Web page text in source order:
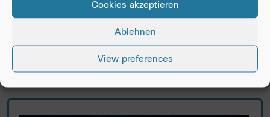
Cookies akzeptieren
Ablehnen
View preferences